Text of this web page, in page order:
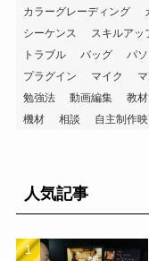
カラーグレーディング
シーケンス
スキルアッ
トラブル
バッグ パ
プラグイン
マイク
勉強法
動画編集 教材
機材
相談 自主制作
人気記事